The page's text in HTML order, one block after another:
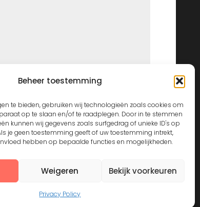
Beheer toestemming
te bieden, gebruiken wij technologieën zoals cookies om
op te slaan en/of te raadplegen. Door in te stemmen
kunnen wij gegevens zoals surfgedrag of unieke ID's op
je geen toestemming geeft of uw toestemming intrekt,
hebben op bepaalde functies en mogelijkheden.
Weigeren Bekijk voorkeuren
Privacy Policy